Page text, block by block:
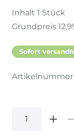
Inhalt 1 Stück
Grundpreis
Sofort
Artikelnummer